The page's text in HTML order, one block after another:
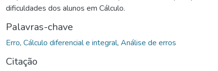
dificuldades dos alunos em Cálculo.
Palavras-chave
Erro, Cálculo diferencial e integral, Análise de erros
Citação